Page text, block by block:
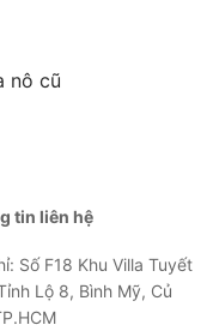
nô cũ
tin liên hệ
Số F18 Khu Villa Tuyết
Lộ 8, Bình Mỹ, Củ